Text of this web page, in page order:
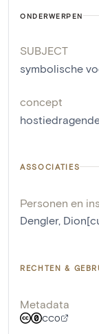
ONDERWERPEN
SUBJECT
symbolische
concept
ASSOCIATIES
Personen en
Dengler,
RECHTEN &
Metadata
CC0